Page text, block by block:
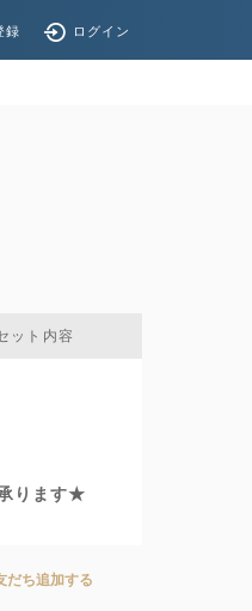
録 ログイン
ット内容
ります★
だち追加する